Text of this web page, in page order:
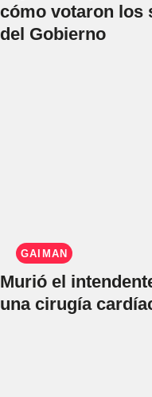
cómo votaron los
del Gobierno
GAIMAN
Murió el
una cirugía